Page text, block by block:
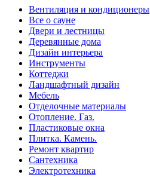
Вентиляция и кондиционеры
Все о сауне
Двери и лестницы
Деревянные дома
Дизайн интерьера
Инструменты
Коттеджи
Ландшафтный дизайн
Мебель
Отделочные материалы
Отопление. Газ.
Пластиковые окна
Плитка. Камень.
Ремонт квартир
Сантехника
Электротехника